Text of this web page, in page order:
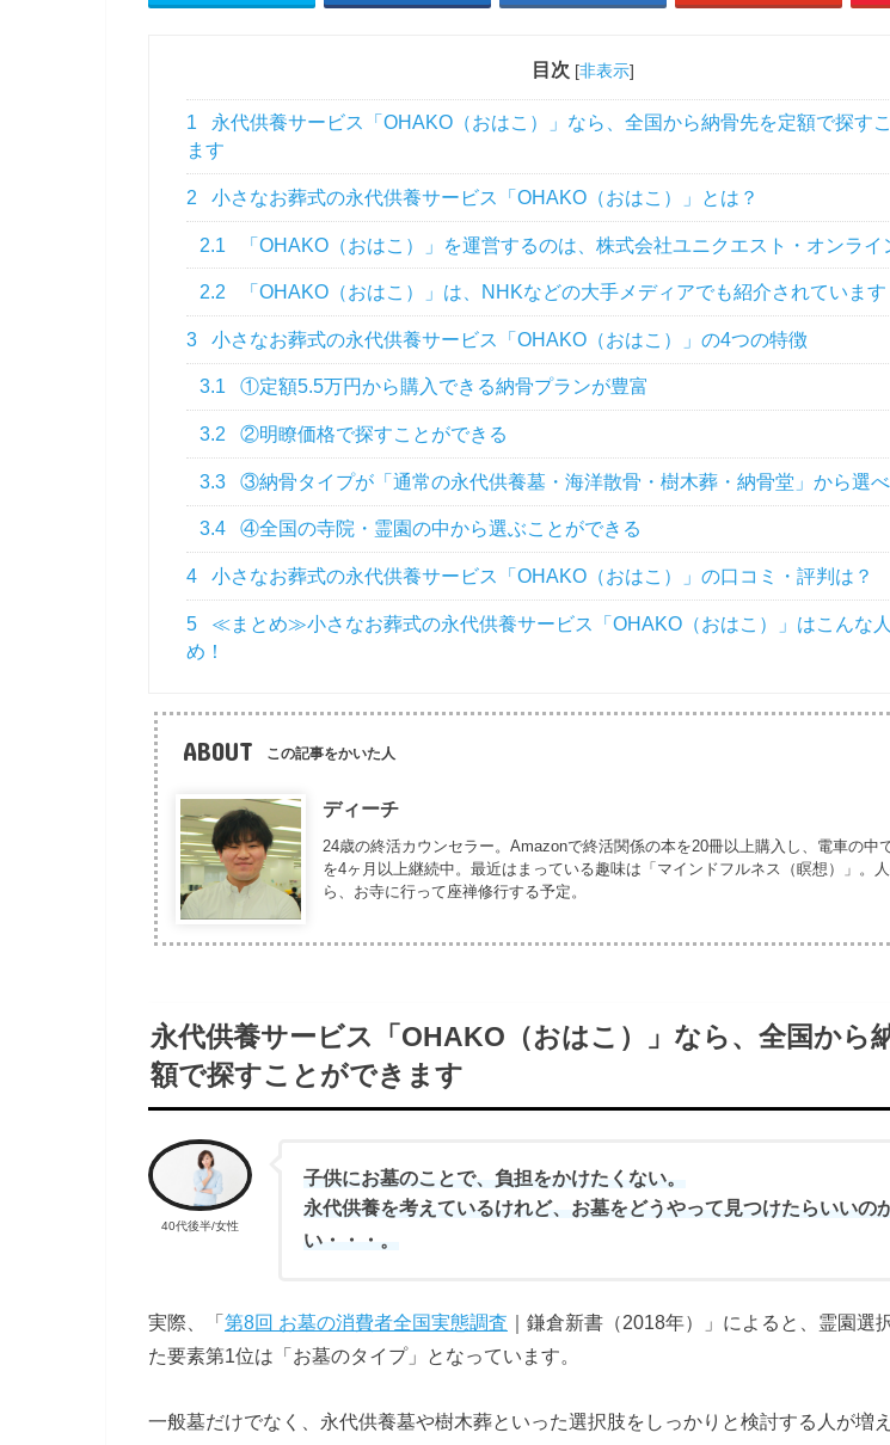
目次 [非表示]
1
永代供養サービス「OHAKO（おはこ）」なら、全国から納骨先を定額で探す
ます
2 小さなお葬式の永代供養サービス「OHAKO（おはこ）」とは？
2.1 「OHAKO（おはこ）」を運営するのは、株式会社ユニクエスト・オンライ
2.2 「OHAKO（おはこ）」は、NHKなどの大手メディアでも紹介されています
3 小さなお葬式の永代供養サービス「OHAKO（おはこ）」の4つの特徴
3.1 ①定額5.5万円から購入できる納骨プランが豊富
3.2 ②明瞭価格で探すことができる
3.3 ③納骨タイプが「通常の永代供養墓・海洋散骨・樹木葬・納骨堂」から選
3.4 ④全国の寺院・霊園の中から選ぶことができる
4 小さなお葬式の永代供養サービス「OHAKO（おはこ）」の口コミ・評判は？
5
≪まとめ≫小さなお葬式の永代供養サービス「OHAKO（おはこ）」はこんな
め！
ABOUT この記事をかいた人
ディーチ
24歳の終活カウンセラー。Amazonで終活関係の本を20冊以上購入し、電車の中
を4ヶ月以上継続中。最近はまっている趣味は「マインドフルネス（瞑想）」。
ら、お寺に行って座禅修行する予定。
永代供養サービス「OHAKO（おはこ）」なら、全国から
額で探すことができます
40代後半/女性
子供にお墓のことで、負担をかけたくない。
永代供養を考えているけれど、お墓をどうやって見つけたらいいの
い・・・。
実際、「第8回 お墓の消費者全国実態調査 ｜鎌倉新書（2018年）」によると、霊園選
た要素第1位は「お墓のタイプ」となっています。
一般墓だけでなく、永代供養墓や樹木葬といった選択肢をしっかりと検討する人が増